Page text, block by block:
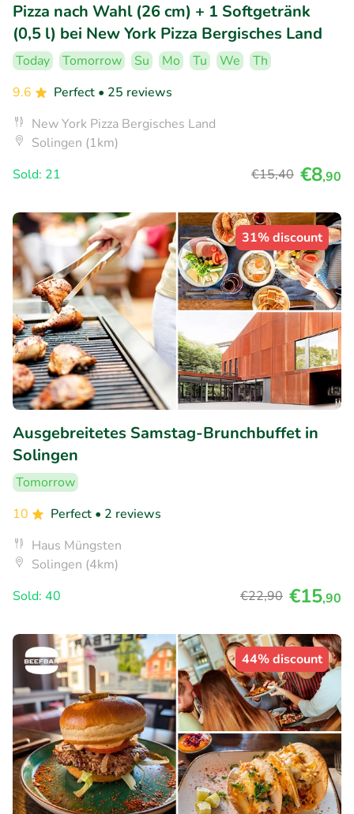
Pizza nach Wahl (26 cm) + 1 Softgetränk
(0,5 l) bei New York Pizza Bergisches Land
Today Tomorrow Su Mo Tu We
Th
9.6
Perfect • 25 reviews
New York Pizza Bergisches Land
Solingen (1km)
Sold: 21
€15,40 €8,90
31% discount
Ausgebreitetes Samstag-Brunchbuffet in
Solingen
Tomorrow
10
Perfect • 2 reviews
Haus Müngsten
Solingen (4km)
Sold: 40
€22,90 €15,90
44% discount